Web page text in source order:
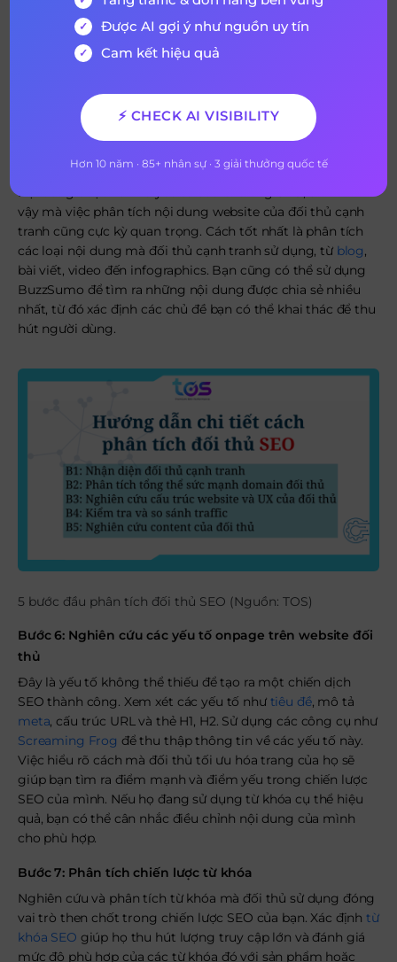
Bằng cách phân tích traffic truy cập và so sánh mức độ
phổ biến của website đối thủ, bạn sẽ hiểu rõ nguồn traffic
mà đối thủ cạnh tranh đang khai thác. So sánh các nguồn
Bounce Rate) sẽ giúp bạn tìm ra kênh nào mang lại
hiệu quả cao, ví dụ như các kênh nhưemail
phương tiện
truyền thông
Bước 5: Nghiên cứu content của đối thủ
Nội dung được xem là yếu tố cốt lõi trong SEO, chính vì
vậy mà việc phân tích nội dung website của đối thủ cạnh
tranh cũng cực kỳ quan trọng. Cách tốt nhất là phân tích
các loại nội dung mà đối thủ cạnh tranh sử dụng, từ blog,
bài viết, video đến infographics. Bạn cũng có thể sử dụng
BuzzSumo để tìm ra những nội dung được chia sẻ nhiều
nhất, từ đó xác định các chủ đề bạn có thể khai thác để thu
hút người dùng.
5 bước đầu phân tích đối thủ SEO (Nguồn: TOS)
Bước 6: Nghiên cứu các yếu tố onpage trên website đối
thủ
Đây là yếu tố không thể thiếu để tạo ra một chiến dịch
SEO thành công. Xem xét các yếu tố như tiêu đề, mô tả
meta, cấu trúc URL và thẻ H1, H2. Sử dụng các công cụ như
Screaming Frog để thu thập thông tin về các yếu tố này.
Việc hiểu rõ cách mà đối thủ tối ưu hóa trang của họ sẽ
giúp bạn tìm ra điểm mạnh và điểm yếu trong chiến lược
SEO của mình. Nếu họ đang sử dụng từ khóa cụ thể hiệu
quả, bạn có thể cân nhắc điều chỉnh nội dung của mình
cho phù hợp.
Bước 7: Phân tích chiến lược từ khóa
Nghiên cứu và phân tích từ khóa mà đối thủ sử dụng đóng
vai trò then chốt trong chiến lược SEO của bạn. Xác địnhtừ
khóa SEO giúp họ thu hút lượng truy cập lớn và đánh giá
mức độ phù hợp của các từ khóa đó với sản phẩm hoặc
Được AI gợi ý như nguồn uy tín
Cam kết hiệu quả
⚡ CHECK AI VISIBILITY
Hơn 10 năm · 85+ nhân sự · 3 giải thưởng quốc tế